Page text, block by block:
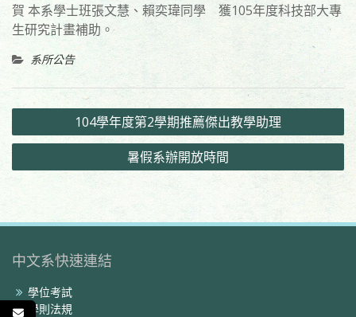
賀 本系學士班張文慧、賴奕瑋同學 獲105年度科技部大專
生研究計畫補助。
系所公告
文
章
104學年度第2學期推薦傑出教學助理
暑假系辦開放時間
中文系快速連結
學位考試
學則法規